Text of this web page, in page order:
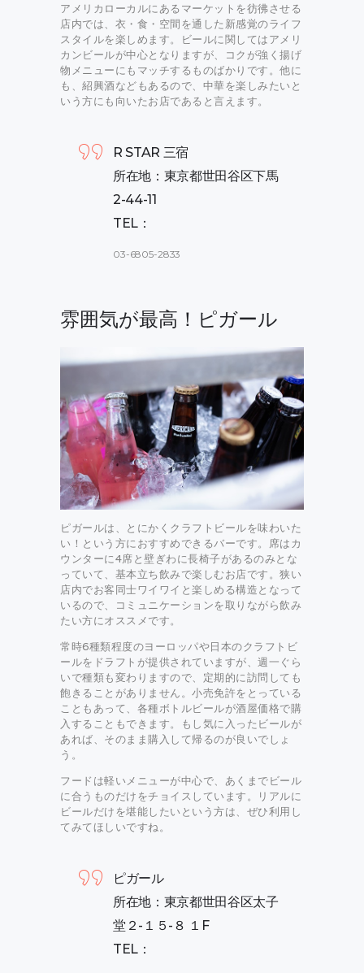
アメリカローカルにあるマーケットを彷彿させる
店内では、衣・食・空間を通した新感覚のライフ
スタイルを楽しめます。ビールに関してはアメリ
カンビールが中心となりますが、コクが強く揚げ
物メニューにもマッチするものばかりです。他に
も、紹興酒などもあるので、中華を楽しみたいと
いう方にも向いたお店であると言えます。
R STAR 三宿
所在地：東京都世田谷区下馬
2-44-11
TEL：
03-6805-2833
雰囲気が最高！ピガール
ピガールは、とにかくクラフトビールを味わいた
い！という方におすすめできるバーです。席はカ
ウンターに4席と壁ぎわに長椅子があるのみとな
っていて、基本立ち飲みで楽しむお店です。狭い
店内でお客同士ワイワイと楽しめる構造となって
いるので、コミュニケーションを取りながら飲み
たい方にオススメです。
常時6種類程度のヨーロッパや日本のクラフトビ
ールをドラフトが提供されていますが、週一ぐら
いで種類も変わりますので、定期的に訪問しても
飽きることがありません。小売免許をとっている
こともあって、各種ボトルビールが酒屋価格で購
入することもできます。もし気に入ったビールが
あれば、そのまま購入して帰るのが良いでしょ
う。
フードは軽いメニューが中心で、あくまでビール
に合うものだけをチョイスしています。リアルに
ビールだけを堪能したいという方は、ぜひ利用し
てみてほしいですね。
ピガール
所在地：東京都世田谷区太子
堂２-１５-８ １F
TEL：